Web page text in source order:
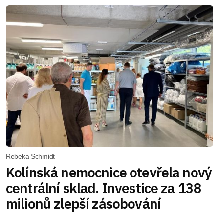
Rebeka Schmidt
Kolínská nemocnice otevřela nový
centrální sklad. Investice za 138
milionů zlepší zásobování